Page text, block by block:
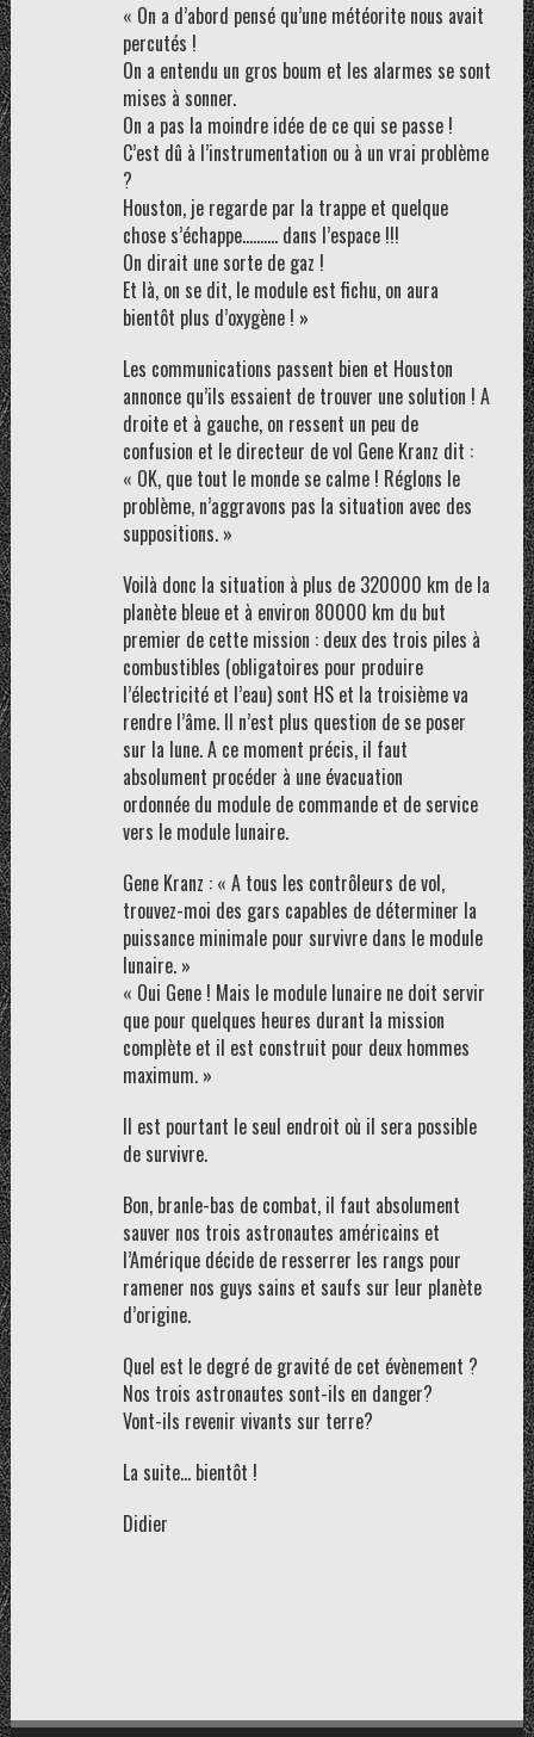
« On a d’abord pensé qu’une météorite nous avait
percutés !
On a entendu un gros boum et les alarmes se sont
mises à sonner.
On a pas la moindre idée de ce qui se passe !
C’est dû à l’instrumentation ou à un vrai problème
?
Houston, je regarde par la trappe et quelque
chose s’échappe………. dans l’espace !!!
On dirait une sorte de gaz !
Et là, on se dit, le module est fichu, on aura
bientôt plus d’oxygène ! »
Les communications passent bien et Houston
annonce qu’ils essaient de trouver une solution ! A
droite et à gauche, on ressent un peu de
confusion et le directeur de vol Gene Kranz dit :
« OK, que tout le monde se calme ! Réglons le
problème, n’aggravons pas la situation avec des
suppositions. »
Voilà donc la situation à plus de 320000 km de la
planète bleue et à environ 80000 km du but
premier de cette mission : deux des trois piles à
combustibles (obligatoires pour produire
l’électricité et l’eau) sont HS et la troisième va
rendre l’âme. Il n’est plus question de se poser
sur la lune. A ce moment précis, il faut
absolument procéder à une évacuation
ordonnée du module de commande et de service
vers le module lunaire.
Gene Kranz : « A tous les contrôleurs de vol,
trouvez-moi des gars capables de déterminer la
puissance minimale pour survivre dans le module
lunaire. »
« Oui Gene ! Mais le module lunaire ne doit servir
que pour quelques heures durant la mission
complète et il est construit pour deux hommes
maximum. »
Il est pourtant le seul endroit où il sera possible
de survivre.
Bon, branle-bas de combat, il faut absolument
sauver nos trois astronautes américains et
l’Amérique décide de resserrer les rangs pour
ramener nos guys sains et saufs sur leur planète
d’origine.
Quel est le degré de gravité de cet évènement ?
Nos trois astronautes sont-ils en danger?
Vont-ils revenir vivants sur terre?
La suite… bientôt !
Didier